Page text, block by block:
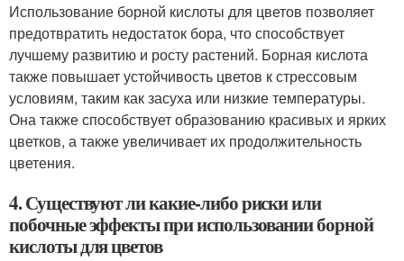
Использование борной кислоты для цветов позволяет
предотвратить недостаток бора, что способствует
лучшему развитию и росту растений. Борная кислота
также повышает устойчивость цветов к стрессовым
условиям, таким как засуха или низкие температуры.
Она также способствует образованию красивых и ярких
цветков, а также увеличивает их продолжительность
цветения.
4. Существуют ли какие-либо риски или
побочные эффекты при использовании борной
кислоты для цветов